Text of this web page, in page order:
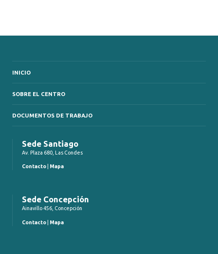
INICIO
SOBRE EL CENTRO
DOCUMENTOS DE TRABAJO
Sede Santiago
Av. Plaza 680, Las Condes
Contacto Mapa
Sede Concepción
Ainavillo 456, Concepción
Contacto Mapa